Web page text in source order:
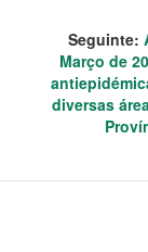
Seguinte:
Março de
diversas